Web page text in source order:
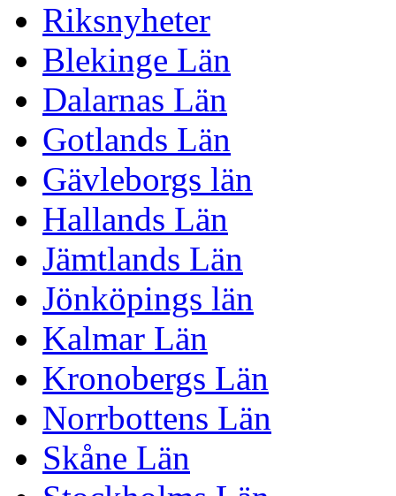
Riksnyheter
Blekinge Län
Dalarnas Län
Gotlands Län
Gävleborgs län
Hallands Län
Jämtlands Län
Jönköpings län
Kalmar Län
Kronobergs Län
Norrbottens Län
Skåne Län